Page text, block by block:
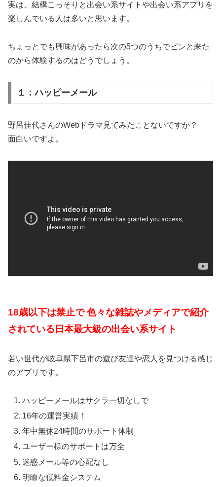
実は、結構こっそりと出会い系サイトや出会い系アプリを
楽しんでいる人は多いと思います。
ちょっとでも興味があったら次の5つのうちでピンと来た
のから体験するのはどうでしょう。
１：ハッピーメール
野呂佳代さんのWebドラマ見てみたことないですか？
面白いですよ。
18歳以下は禁止で 色々な雑誌やメディアで紹介
されている日本最大級の出会い系サイト
若い世代が岐阜県下呂市の遊び友達や恋人を見つける感じ
のアプリです。
ハッピーメールはサクラ一切なしで
16年の運営実績！
年中無休24時間のサポート体制
ユーザー様のサポートは万全
迷惑メール等の心配なし
明瞭な低料金システム